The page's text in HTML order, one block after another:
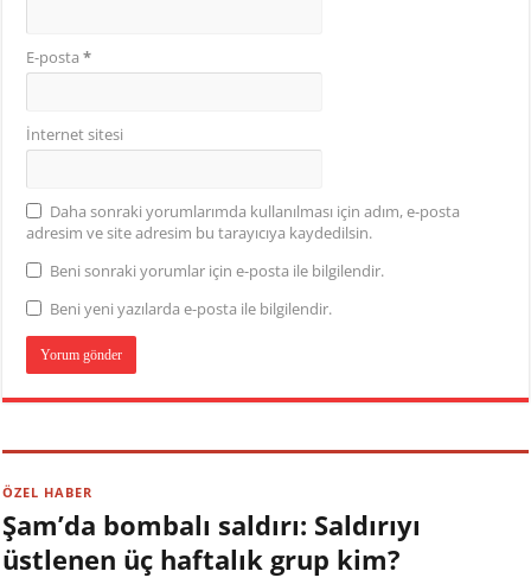
E-posta*
İnternet sitesi
Daha sonraki yorumlarımda kullanılması için adım, e-posta
adresim ve site adresim bu tarayıcıya kaydedilsin.
Beni sonraki yorumlar için e-posta ile bilgilendir.
Beni yeni yazılarda e-posta ile bilgilendir.
ÖZEL HABER
Şam’da bombalı saldırı: Saldırıyı
üstlenen üç haftalık grup kim?